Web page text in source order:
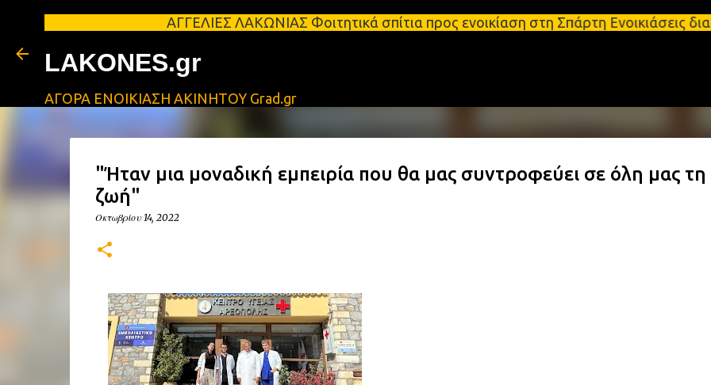
Μετάβαση στο κύριο περιεχόμενο
ΑΓΓΕΛΙΕΣ ΛΑΚΩΝΙΑΣ Φοιτητικά σπίτια προς ενοικίαση στη Σπάρτη Ενοικιάσεις
LAKONES.gr
ΑΓΟΡΑ ΕΝΟΙΚΙΑΣΗ ΑΚΙΝΗΤΟΥ Grad.gr
"Ήταν μια μοναδική εμπειρία που θα μας συντροφεύει σε όλη μας τη
ζωή"
Οκτωβρίου 14, 2022